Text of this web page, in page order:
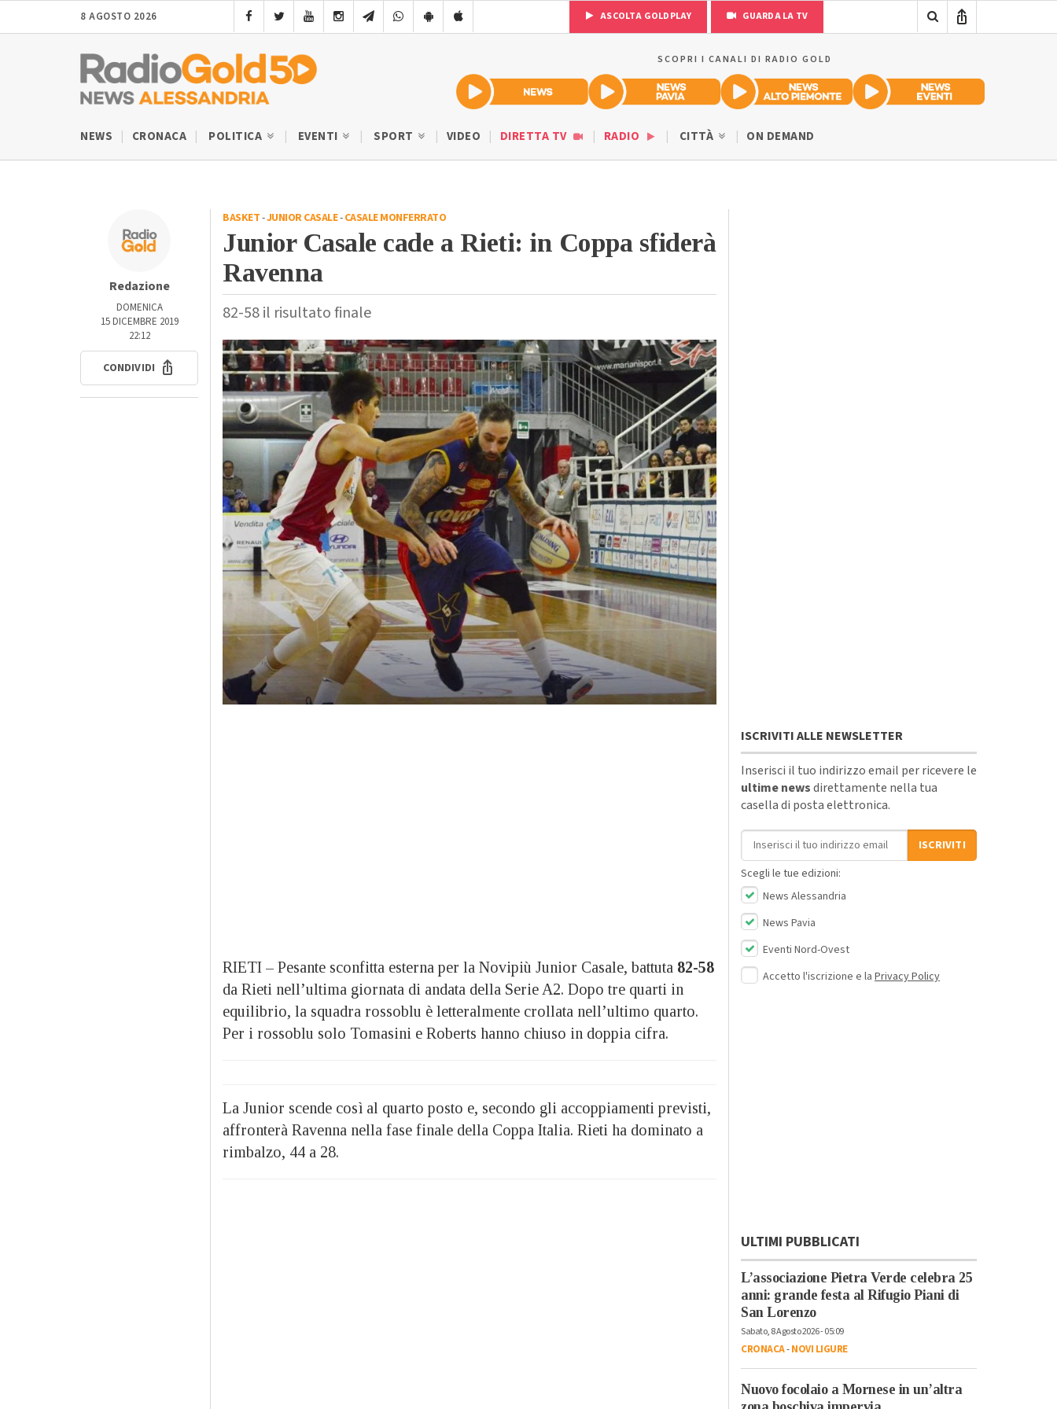
8 AGOSTO 2026 ASCOLTA GOLDPLAY GUARDA LA TV
SCOPRI I CANALI DI RADIO GOLD
NEWS CRONACA POLITICA EVENTI SPORT VIDEO DIRETTA TV RADIO CITTÀ ON DEMAND
Redazione
DOMENICA
15 DICEMBRE 2019
22:12
CONDIVIDI
BASKET-JUNIOR CASALE-CASALE MONFERRATO
Junior Casale cade a Rieti: in Coppa sfiderà
Ravenna
82-58 il risultato finale
RIETI – Pesante sconfitta esterna per la Novipiù Junior Casale, battuta 82-58
da Rieti nell’ultima giornata di andata della Serie A2. Dopo tre quarti in
equilibrio, la squadra rossoblu è letteralmente crollata nell’ultimo quarto.
Per i rossoblu solo Tomasini e Roberts hanno chiuso in doppia cifra.
La Junior scende così al quarto posto e, secondo gli accoppiamenti previsti,
affronterà Ravenna nella fase finale della Coppa Italia. Rieti ha dominato a
rimbalzo, 44 a 28.
ISCRIVITI ALLE NEWSLETTER
Inserisci il tuo indirizzo email per ricevere le
ultime newsdirettamente nella tua
casella di posta elettronica.
Indirizzo email
ISCRIVITI
Scegli le tue edizioni:
News Alessandria
News Pavia
Eventi Nord-Ovest
Accetto l'iscrizione e la Privacy Policy
ULTIMI PUBBLICATI
L’associazione Pietra Verde celebra 25
anni: grande festa al Rifugio Piani di
San Lorenzo
Sabato, 8 Agosto 2026 - 05:09
CRONACA-NOVI LIGURE
Nuovo focolaio a Mornese in un’altra